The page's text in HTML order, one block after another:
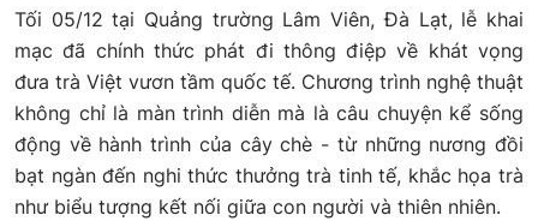
Tối 05/12 tại Quảng trường Lâm Viên, Đà Lạt, lễ khai
mạc đã chính thức phát đi thông điệp về khát vọng
đưa trà Việt vươn tầm quốc tế. Chương trình nghệ thuật
không chỉ là màn trình diễn mà là câu chuyện kể sống
động về hành trình của cây chè - từ những nương đồi
bạt ngàn đến nghi thức thưởng trà tinh tế, khắc họa trà
như biểu tượng kết nối giữa con người và thiên nhiên.